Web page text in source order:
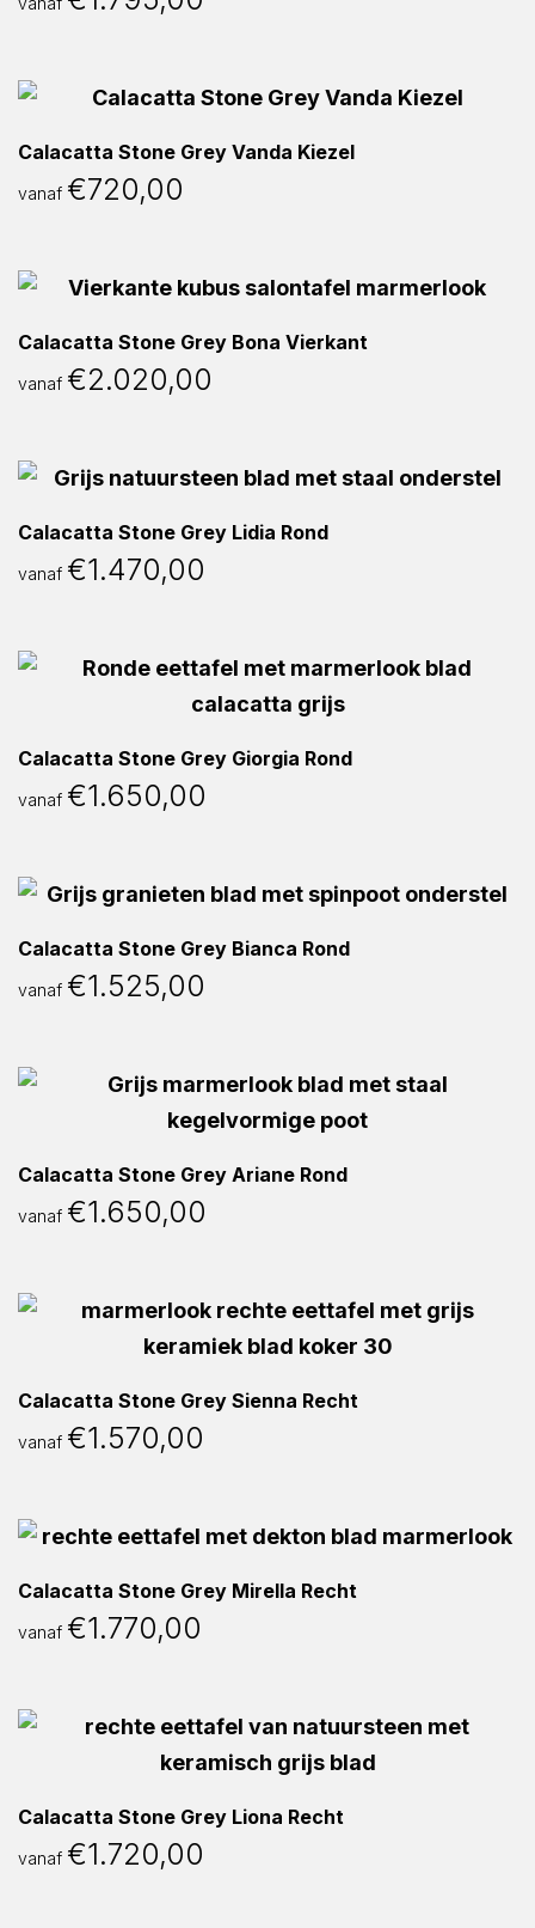
Calacatta Stone Grey Vanda Kiezel
vanaf €720,00
Calacatta Stone Grey Bona Vierkant
vanaf €2.020,00
Calacatta Stone Grey Lidia Rond
vanaf €1.470,00
Calacatta Stone Grey Giorgia Rond
vanaf €1.650,00
Calacatta Stone Grey Bianca Rond
vanaf €1.525,00
Calacatta Stone Grey Ariane Rond
vanaf €1.650,00
Calacatta Stone Grey Sienna Recht
vanaf €1.570,00
Calacatta Stone Grey Mirella Recht
vanaf €1.770,00
Calacatta Stone Grey Liona Recht
vanaf €1.720,00